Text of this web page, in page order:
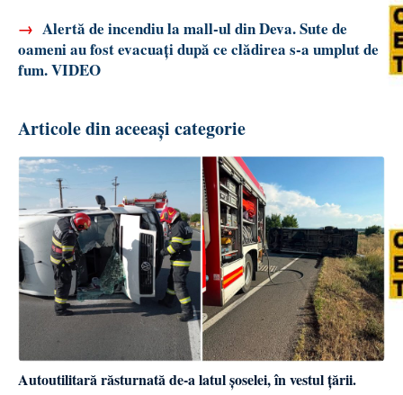
→ Alertă de incendiu la mall-ul din Deva. Sute de
oameni au fost evacuați după ce clădirea s-a umplut de
fum. VIDEO
Articole din aceeași categorie
Autoutilitară răsturnată de-a latul șoselei, în vestul țării.